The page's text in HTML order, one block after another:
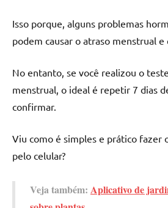
Isso porque, alguns problemas
podem causar o atraso menstrual
No entanto, se você realizou o
menstrual, o ideal é repetir 7 dias
confirmar.
Viu como é simples e prático fazer
pelo celular?
Veja também: Aplicativo de